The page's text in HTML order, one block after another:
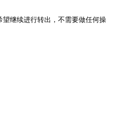
继续进行转出，不需要做任何操